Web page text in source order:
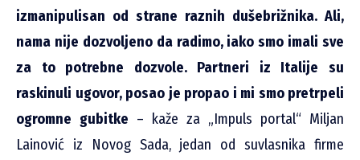
izmanipulisan od strane raznih dušebrižnika. Ali,
nama nije dozvoljeno da radimo, iako smo imali sve
za to potrebne dozvole. Partneri iz Italije su
raskinuli ugovor, posao je propao i mi smo pretrpeli
ogromne gubitke – kaže za „Impuls portal“ Miljan
Lainović iz Novog Sada, jedan od suvlasnika firme